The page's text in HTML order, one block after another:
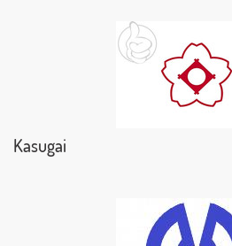
Kasugai